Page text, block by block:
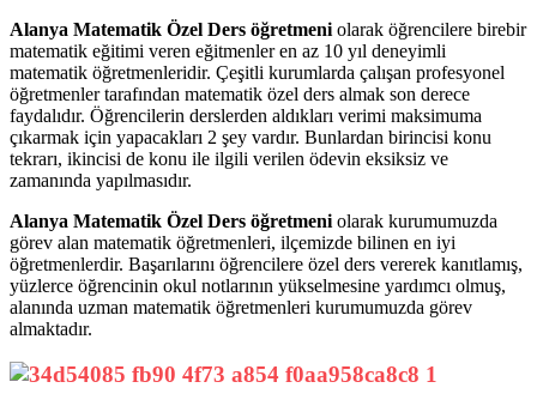
Alanya Matematik Özel Ders öğretmeni olarak öğrencilere birebir
matematik eğitimi veren eğitmenler en az 10 yıl deneyimli
matematik öğretmenleridir. Çeşitli kurumlarda çalışan profesyonel
öğretmenler tarafından matematik özel ders almak son derece
faydalıdır. Öğrencilerin derslerden aldıkları verimi maksimuma
çıkarmak için yapacakları 2 şey vardır. Bunlardan birincisi konu
tekrarı, ikincisi de konu ile ilgili verilen ödevin eksiksiz ve
zamanında yapılmasıdır.
Alanya Matematik Özel Ders öğretmeni olarak kurumumuzda
görev alan matematik öğretmenleri, ilçemizde bilinen en iyi
öğretmenlerdir. Başarılarını öğrencilere özel ders vererek kanıtlamış,
yüzlerce öğrencinin okul notlarının yükselmesine yardımcı olmuş,
alanında uzman matematik öğretmenleri kurumumuzda görev
almaktadır.